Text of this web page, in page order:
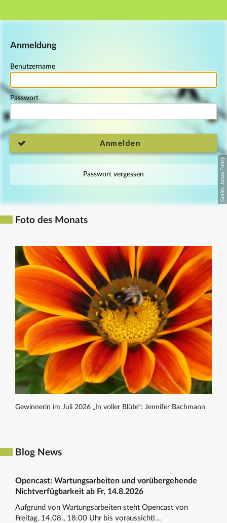
Hauptnavigation
Anmeldung
Benutzername
Passwort
Anmelden
Passwort vergessen
Foto des Monats
Gewinnerin im Juli 2026 „In voller Blüte“: Jennifer Bachmann
Blog News
Opencast: Wartungsarbeiten und vorübergehende
Nichtverfügbarkeit ab Fr, 14.8.2026
Aufgrund von Wartungsarbeiten steht Opencast von
Freitag, 14.08., 18:00 Uhr bis voraussichtl...